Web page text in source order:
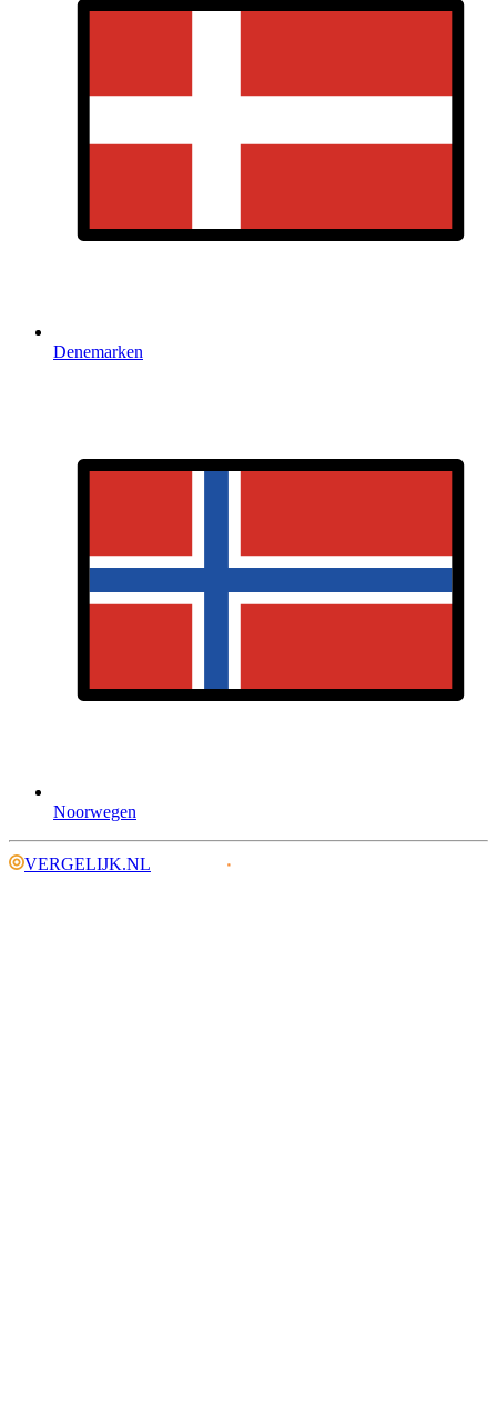
Denemarken
Noorwegen
VERGELIJK.NL